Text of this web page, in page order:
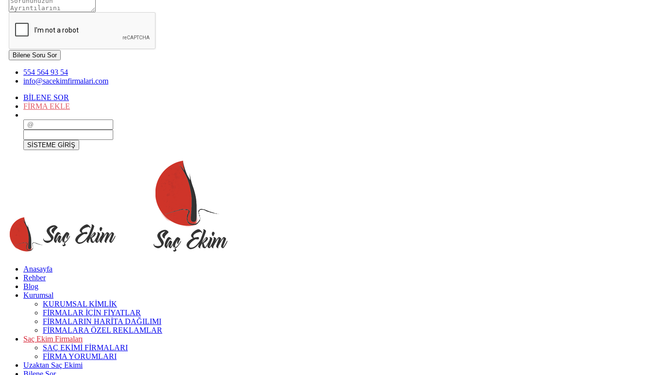
Bilene Soru Sor
554 564 93 54
info@sacekimfirmalari.com
BİLENE SOR
FİRMA EKLE
SİSTEME GİRİŞ
Anasayfa
Rehber
Blog
Kurumsal
KURUMSAL KİMLİK
FİRMALAR İÇİN FİYATLAR
FİRMALARIN HARİTA DAĞILIMI
FİRMALARA ÖZEL REKLAMLAR
Saç Ekim Firmaları
SAÇ EKİMİ FİRMALARI
FİRMA YORUMLARI
Uzaktan Saç Ekimi